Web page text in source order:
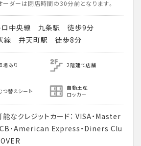
ーダーは閉店時間の30分前となります。
ロ中央線 九条駅 徒歩9分
線 弁天町駅 徒歩8分
場あり 2階建て店舗
つ替えシート
自動土産
ロッカー
なクレジットカード： VISA・Master
・American Express・Diners Clu